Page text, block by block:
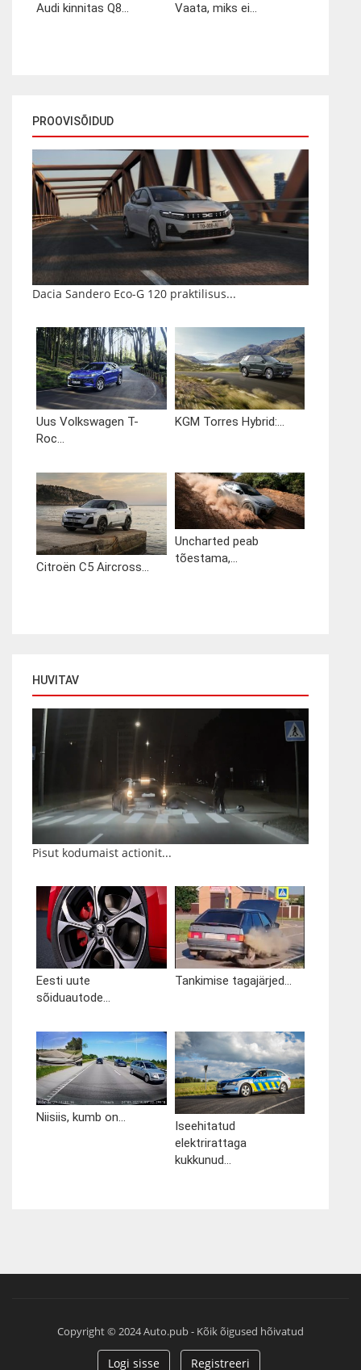
Audi kinnitas Q8... Vaata, miks ei...
PROOVISÕIDUD
Dacia Sandero Eco-G 120 praktilisus...
Uus Volkswagen T-
Roc...
KGM Torres Hybrid:...
Citroën C5 Aircross...
Uncharted peab
tõestama,...
HUVITAV
Pisut kodumaist actionit...
Eesti uute
sõiduautode...
Tankimise tagajärjed...
Niisiis, kumb on...
Iseehitatud
elektrirattaga
kukkunud...
Copyright © 2024 Auto.pub - Kõik õigused hõivatud
Logi sisse Registreeri